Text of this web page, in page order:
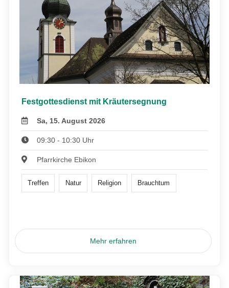
Festgottesdienst mit Kräutersegnung
Sa, 15. August 2026
09:30 - 10:30 Uhr
Pfarrkirche Ebikon
Treffen Natur Religion Brauchtum
Mehr erfahren